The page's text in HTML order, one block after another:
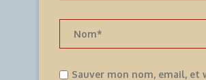
Sauver mon nom, email,